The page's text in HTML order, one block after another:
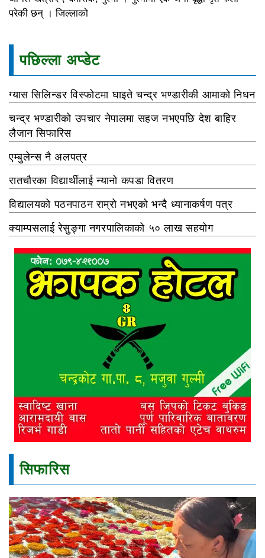
परेकी छन् । जिल्लाको
पछिल्ला अप्डेट
ग्यास सिलिन्डर विस्फोटमा घाइते चन्द्र भण्डारीकी आमाको निधन
चन्द्र भण्डारीको उपचार नेपालमा सहज नभएपछि देश बाहिर
लैजान सिफारिस
एम्बुलेन्स नै अलपत्र
रातचौरका विद्यार्थीलाई न्यानो कपडा वितरण
विद्यालयको पठनपाठन राम्रो नभएको भन्दै ध्यानाकर्षण पत्र
क्याम्पसलाई रेसुङ्गा नगरपालिकाको ५० लाख सहयोग
सिफारिस